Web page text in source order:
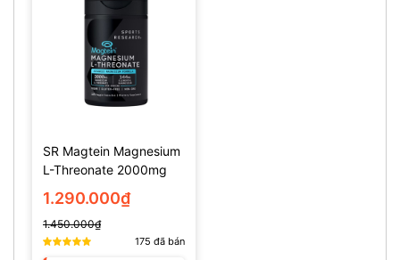
SR Magtein Magnesium
L-Threonate 2000mg
(135 Viên)
1.290.000₫
1.450.000₫
175 đã bán